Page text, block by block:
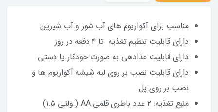
مناسب برای آکواریوم های آب شور و آب شیرین
دارای قابلیت تنظیم تغذیه تا ۴ دفعه در روز
دارای قابلیت غذادهی به صورت خودکار یا دستی
دارای قابلیت نصب بر روی لبه شیشه آکواریوم ها و
نصب بر روی پل
منبع تغذیه: ۲ عدد باطری قلمی AA ( ولتی ۱.۵)